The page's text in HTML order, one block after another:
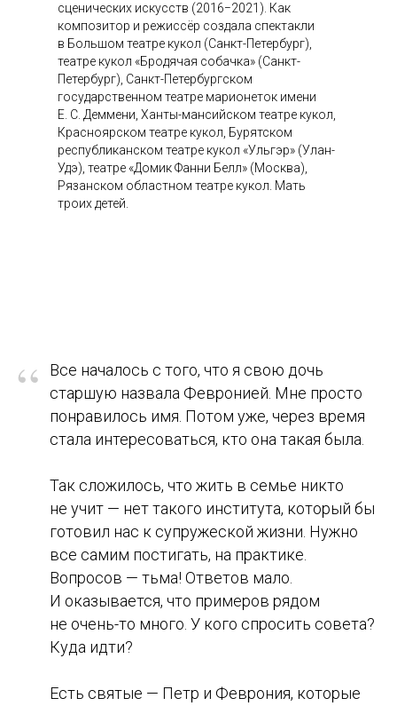
сценических искусств (2016−2021). Как
композитор и режиссёр создала спектакли
в Большом театре кукол (Санкт-Петербург),
театре кукол «Бродячая собачка» (Санкт-
Петербург), Санкт-Петербургском
государственном театре марионеток имени
Е. С. Деммени, Ханты-мансийском театре кукол,
Красноярском театре кукол, Бурятском
республиканском театре кукол «Ульгэр» (Улан-
Удэ), театре «Домик Фанни Белл» (Москва),
Рязанском областном театре кукол. Мать
троих детей.
“
Все началось с того, что я свою дочь
старшую назвала Февронией. Мне просто
понравилось имя. Потом уже, через время
стала интересоваться, кто она такая была.
Так сложилось, что жить в семье никто
не учит — нет такого института, который бы
готовил нас к супружеской жизни. Нужно
все самим постигать, на практике.
Вопросов — тьма! Ответов мало.
И оказывается, что примеров рядом
не очень-то много. У кого спросить совета?
Куда идти?
Есть святые — Петр и Феврония, которые